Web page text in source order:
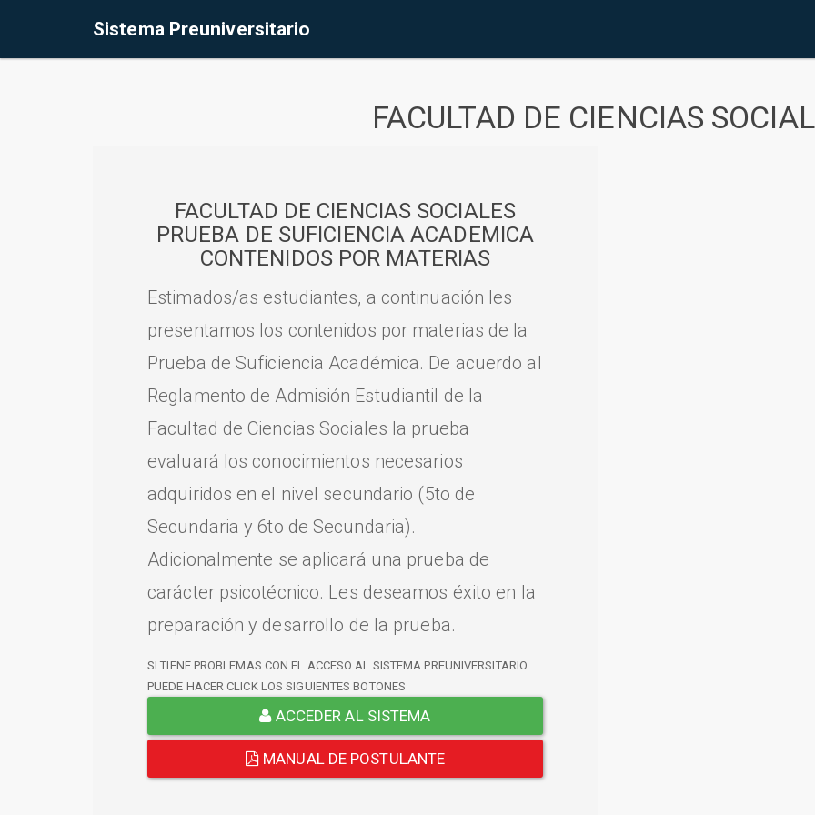
Sistema Preuniversitario
FACULTAD DE CIENCIAS
FACULTAD DE CIENCIAS SOCIALES
PRUEBA DE SUFICIENCIA ACADEMICA
CONTENIDOS POR MATERIAS
Estimados/as estudiantes, a continuación les
presentamos los contenidos por materias de la
Prueba de Suficiencia Académica. De acuerdo al
Reglamento de Admisión Estudiantil de la
Facultad de Ciencias Sociales la prueba
evaluará los conocimientos necesarios
adquiridos en el nivel secundario (5to de
Secundaria y 6to de Secundaria).
Adicionalmente se aplicará una prueba de
carácter psicotécnico. Les deseamos éxito en la
preparación y desarrollo de la prueba.
SI TIENE PROBLEMAS CON EL ACCESO AL SISTEMA PREUNIVERSITARIO
PUEDE HACER CLICK LOS SIGUIENTES BOTONES
ACCEDER AL SISTEMA
MANUAL DE POSTULANTE